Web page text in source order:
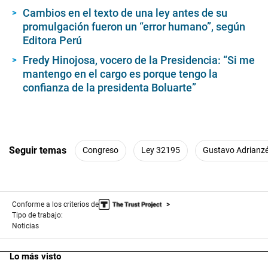
Cambios en el texto de una ley antes de su
promulgación fueron un “error humano”, según
Editora Perú
Fredy Hinojosa, vocero de la Presidencia: “Si me
mantengo en el cargo es porque tengo la
confianza de la presidenta Boluarte”
Seguir temas Congreso Ley 32195 Gustavo
Conforme a los criterios de
Tipo de trabajo:
Noticias
Lo más visto